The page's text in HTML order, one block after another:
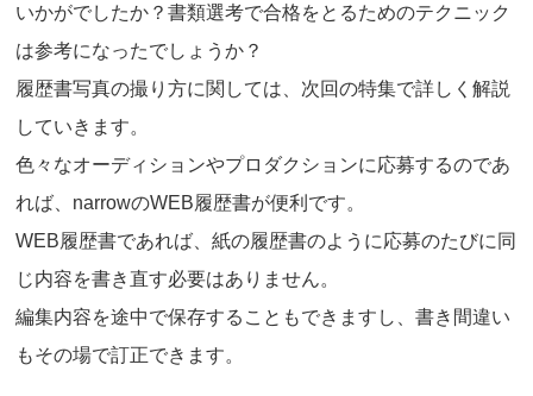
いかがでしたか？書類選考で合格をとるためのテクニック
は参考になったでしょうか？
履歴書写真の撮り方に関しては、次回の特集で詳しく解説
していきます。
色々なオーディションやプロダクションに応募するのであ
れば、narrowのWEB履歴書が便利です。
WEB履歴書であれば、紙の履歴書のように応募のたびに同
じ内容を書き直す必要はありません。
編集内容を途中で保存することもできますし、書き間違い
もその場で訂正できます。